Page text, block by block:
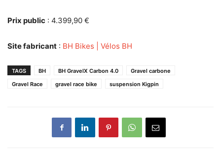
Prix public : 4.399,90 €
Site fabricant : BH Bikes | Vélos BH
TAGS BH BH GravelX Carbon 4.0
Gravel carbone
Gravel Race
gravel race bike suspension Kigpin